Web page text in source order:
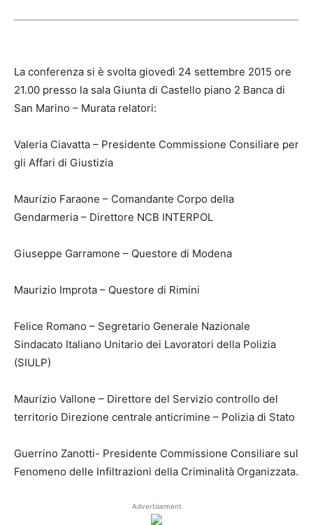
La conferenza si è svolta giovedì 24 settembre 2015 ore
21.00 presso la sala Giunta di Castello piano 2 Banca di
San Marino – Murata relatori:
Valeria Ciavatta – Presidente Commissione Consiliare per
gli Affari di Giustizia
Maurizio Faraone – Comandante Corpo della
Gendarmeria – Direttore NCB INTERPOL
Giuseppe Garramone – Questore di Modena
Maurizio Improta – Questore di Rimini
Felice Romano – Segretario Generale Nazionale
Sindacato Italiano Unitario dei Lavoratori della Polizia
(SIULP)
Maurizio Vallone – Direttore del Servizio controllo del
territorio Direzione centrale anticrimine – Polizia di Stato
Guerrino Zanotti- Presidente Commissione Consiliare sul
Fenomeno delle Infiltrazioni della Criminalità Organizzata.
Advertisement